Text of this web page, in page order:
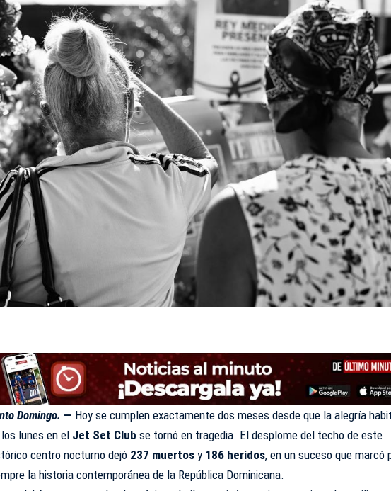
Domingo. — Hoy se cumplen exactamente dos meses desde que la alegría
lunes en el Jet Set Club se tornó en tragedia. El desplome del techo de este
centro nocturno dejó 237 muertos y 186 heridos, en un suceso que marcó
la historia contemporánea de la República Dominicana.